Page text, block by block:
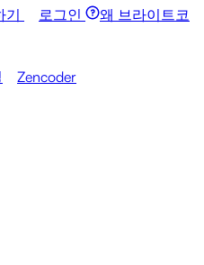
기 로그인
왜 브라이트코
Zencoder